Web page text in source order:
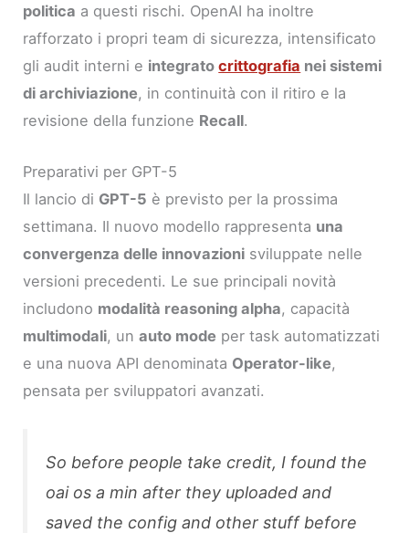
politica a questi rischi. OpenAI ha inoltre
rafforzato i propri team di sicurezza, intensificato
gli audit interni e integratocrittografia nei sistemi
di archiviazione, in continuità con il ritiro e la
revisione della funzione Recall.
Preparativi per GPT-5
Il lancio di GPT-5 è previsto per la prossima
settimana. Il nuovo modello rappresenta una
convergenza delle innovazioni sviluppate nelle
versioni precedenti. Le sue principali novità
includono modalità reasoning alpha, capacità
multimodali, unauto mode per task automatizzati
e una nuova API denominata Operator-like,
pensata per sviluppatori avanzati.
So before people take credit, I found the
oai os a min after they uploaded and
saved the config and other stuff before